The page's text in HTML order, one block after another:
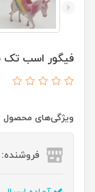
فیگور اسب تک
ویژگی‌های محصول